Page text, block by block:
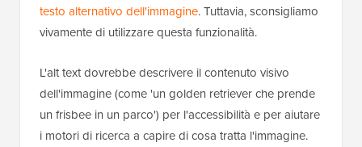
testo alternativo dell'immagine. Tuttavia, sconsigliamo
vivamente di utilizzare questa funzionalità.
L'alt text dovrebbe descrivere il contenuto visivo
dell'immagine (come 'un golden retriever che prende
un frisbee in un parco') per l'accessibilità e per aiutare
i motori di ricerca a capire di cosa tratta l'immagine.